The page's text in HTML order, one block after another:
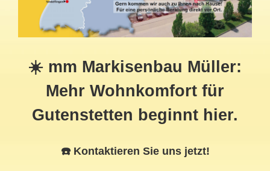
☀️ mm Markisenbau Müller:
Mehr Wohnkomfort für
Gutenstetten beginnt hier.
☎️ Kontaktieren Sie uns jetzt!